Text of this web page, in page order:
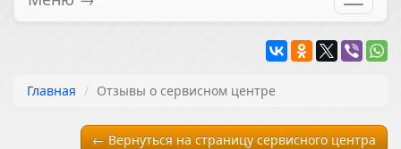
Главная Отзывы о сервисном центре
← Вернуться на страницу сервисного центра